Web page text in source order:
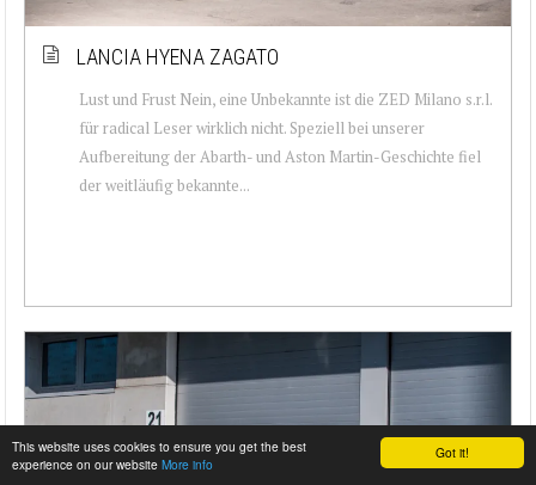
Got it!
This website uses cookies to ensure you get the best
experience on our website More info
LANCIA HYENA ZAGATO
Lust und Frust Nein, eine Unbekannte ist die ZED Milano s.r.l.
für radical Leser wirklich nicht. Speziell bei unserer
Aufbereitung der Abarth- und Aston Martin-Geschichte fiel
der weitläufig bekannte...